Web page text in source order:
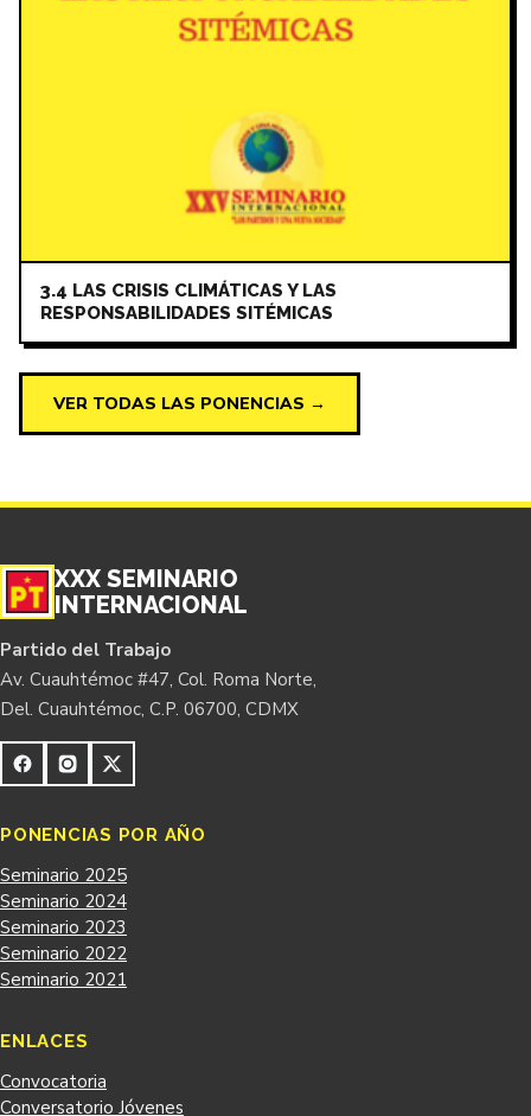
3.4 LAS CRISIS CLIMÁTICAS Y LAS
RESPONSABILIDADES SITÉMICAS
VER TODAS LAS PONENCIAS →
XXX SEMINARIO
INTERNACIONAL
Partido del Trabajo
Av. Cuauhtémoc #47, Col. Roma Norte,
Del. Cuauhtémoc, C.P. 06700, CDMX
PONENCIAS POR AÑO
Seminario 2025
Seminario 2024
Seminario 2023
Seminario 2022
Seminario 2021
ENLACES
Convocatoria
Conversatorio Jóvenes